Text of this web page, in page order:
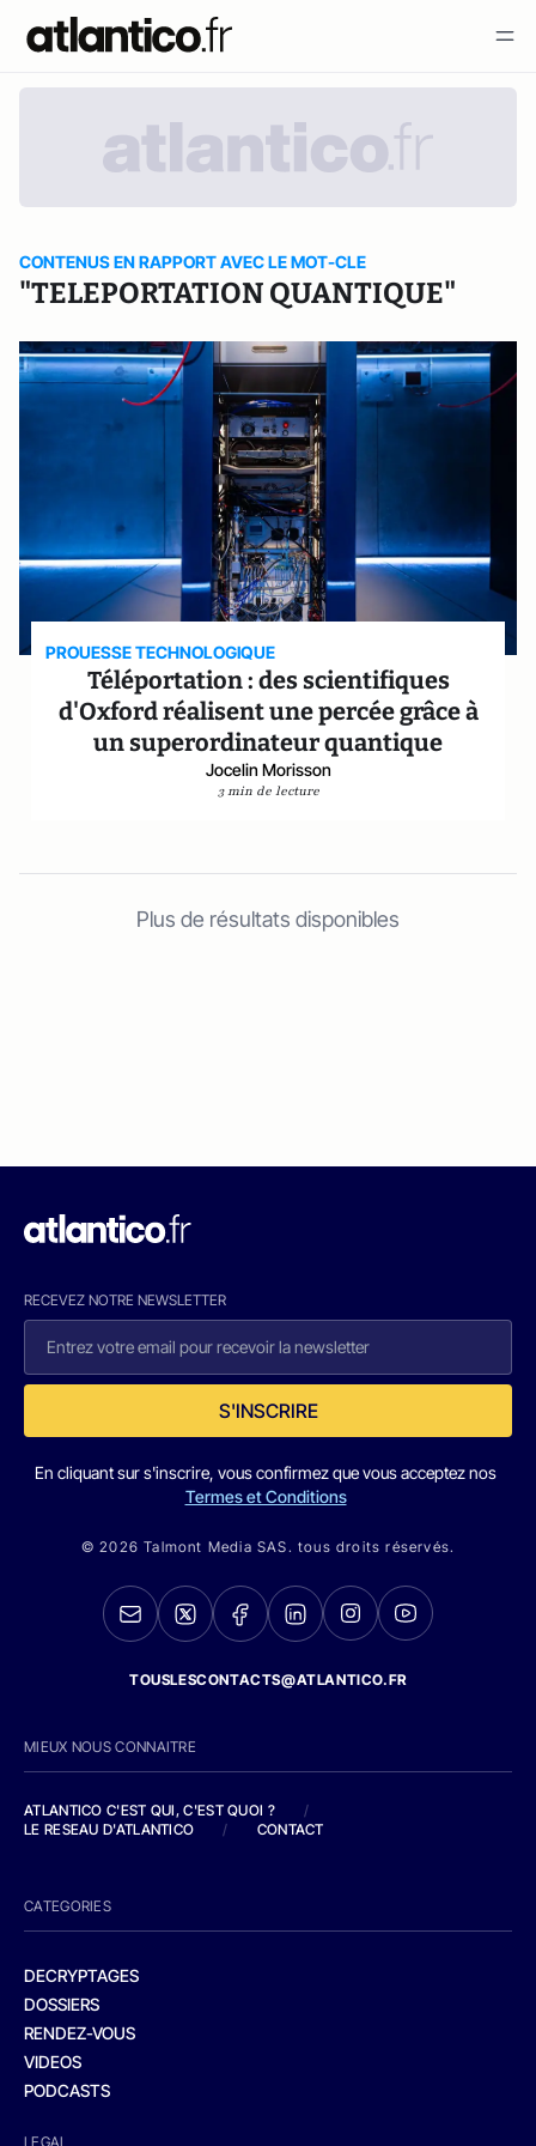
CONTENUS EN RAPPORT AVEC LE MOT-CLE
"TELEPORTATION QUANTIQUE"
PROUESSE TECHNOLOGIQUE
Téléportation : des scientifiques
d'Oxford réalisent une percée grâce à
un superordinateur quantique
Jocelin Morisson
3 min de lecture
Plus de résultats disponibles
RECEVEZ NOTRE NEWSLETTER
S'INSCRIRE
En cliquant sur s'inscrire, vous confirmez que vous acceptez nos
Termes et Conditions
© 2026 Talmont Media SAS. tous droits réservés.
TOUSLESCONTACTS@ATLANTICO.FR
MIEUX NOUS CONNAITRE
ATLANTICO C'EST QUI, C'EST QUOI ?
/
LE RESEAU D'ATLANTICO
/ CONTACT
CATEGORIES
DECRYPTAGES
DOSSIERS
RENDEZ-VOUS
VIDEOS
PODCASTS
LEGAL